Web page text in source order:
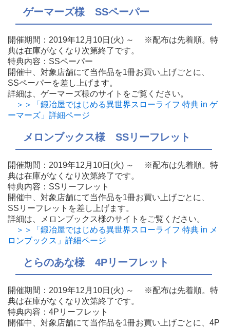
ゲーマーズ様 SSペーパー
開催期間：2019年12月10日(火) ～ ※配布は先着順。特
典は在庫がなくなり次第終了です。
特典内容：SSペーパー
開催中、対象店舗にて当作品を1冊お買い上げごとに、
SSペーパーを差し上げます。
詳細は、ゲーマーズ様のサイトをご覧ください。
＞＞「鍛冶屋ではじめる異世界スローライフ 特典 in ゲ
ーマーズ」詳細ページ
メロンブックス様 SSリーフレット
開催期間：2019年12月10日(火) ～ ※配布は先着順。特
典は在庫がなくなり次第終了です。
特典内容：SSリーフレット
開催中、対象店舗にて当作品を1冊お買い上げごとに、
SSリーフレットを差し上げます。
詳細は、メロンブックス様のサイトをご覧ください。
＞＞「鍛冶屋ではじめる異世界スローライフ 特典 in メ
ロンブックス」詳細ページ
とらのあな様 4Pリーフレット
開催期間：2019年12月10日(火) ～ ※配布は先着順。特
典は在庫がなくなり次第終了です。
特典内容：4Pリーフレット
開催中、対象店舗にて当作品を1冊お買い上げごとに、4P